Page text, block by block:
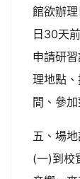
館欲辦
日30天
申請研
理地點
間、參
五、場地
(一)到校